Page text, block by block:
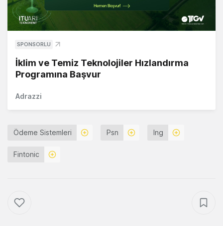
SPONSORLU
İklim ve Temiz Teknolojiler Hızlandırma
Programına Başvur
Adrazzi
Ödeme Sistemleri Psn Ing
Fintonic